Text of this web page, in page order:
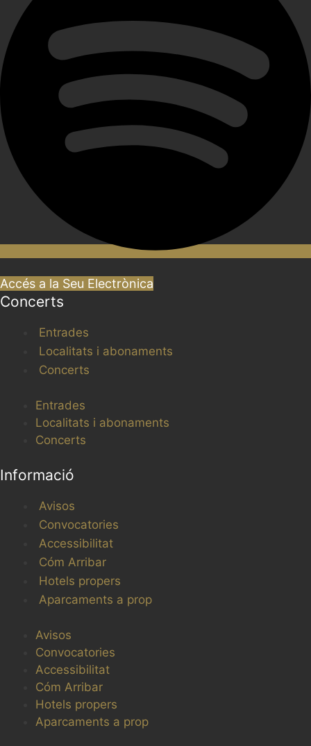
Accés a la Seu Electrònica
Concerts
Entrades
Localitats i abonaments
Concerts
Entrades
Localitats i abonaments
Concerts
Informació
Avisos
Convocatories
Accessibilitat
Cóm Arribar
Hotels propers
Aparcaments a prop
Avisos
Convocatories
Accessibilitat
Cóm Arribar
Hotels propers
Aparcaments a prop